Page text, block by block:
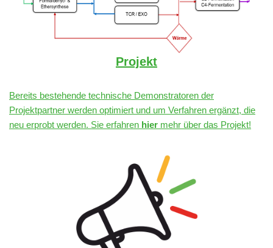
Projekt
Bereits bestehende technische Demonstratoren der
Projektpartner werden optimiert und um Verfahren ergänzt, die
neu erprobt werden. Sie erfahren hier mehr über das Projekt!